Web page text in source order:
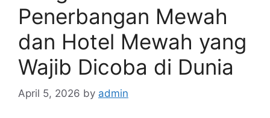
Penerbangan Mewah
dan Hotel Mewah yang
Wajib Dicoba di Dunia
April 5, 2026 by admin